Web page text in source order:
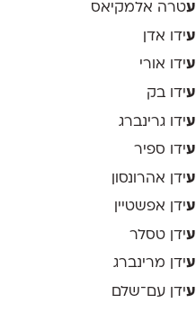
עטרה אלמקיאס
עידו אדן
עידו אורי
עידו בק
עידו גרינברג
עידו ספיר
עידן אהרונסון
עידן אפשטיין
עידן טסלר
עידן מרינברג
עידן עם־שלם